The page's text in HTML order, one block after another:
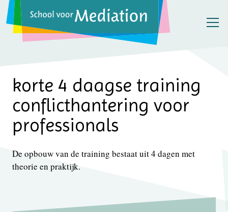
korte 4 daagse training
conflicthantering voor
professionals
De opbouw van de training bestaat uit 4 dagen met
theorie en praktijk.